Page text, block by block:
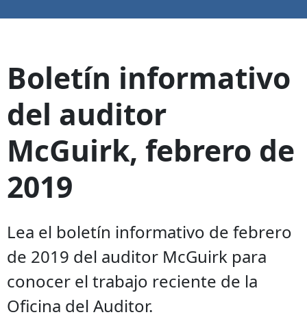
Boletín informativo
del auditor
McGuirk, febrero de
2019
Lea el boletín informativo de febrero
de 2019 del auditor McGuirk para
conocer el trabajo reciente de la
Oficina del Auditor.